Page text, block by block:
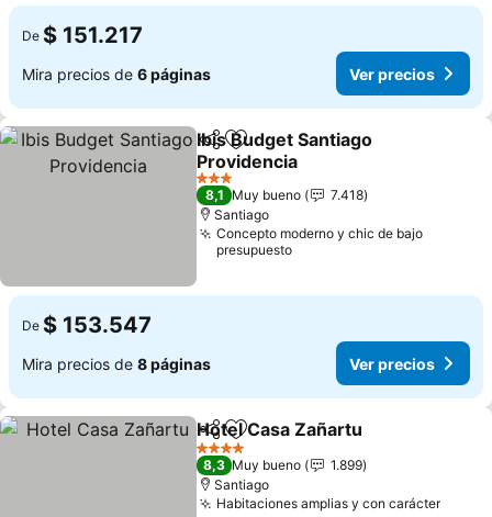
De $ 151.217
Mira precios de 6 páginas Ver precios
CompartirAgregar a favoritos
Ibis Budget Santiago
Providencia
3 Estrellas
8,1 Muy bueno
7.418
Santiago
Concepto moderno y chic de bajo
presupuesto
De $ 153.547
Mira precios de 8 páginas Ver precios
CompartirAgregar a favoritos
Hotel Casa Zañartu
4 Estrellas
8,3 Muy bueno
1.899
Santiago
Habitaciones amplias y con carácter